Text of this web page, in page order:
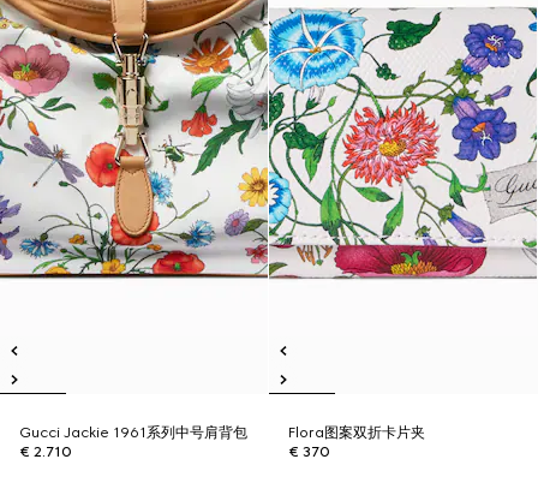
Gucci Jackie 1961系列中号肩背包
€ 2.710
Flora图案双折卡片夹
€ 370